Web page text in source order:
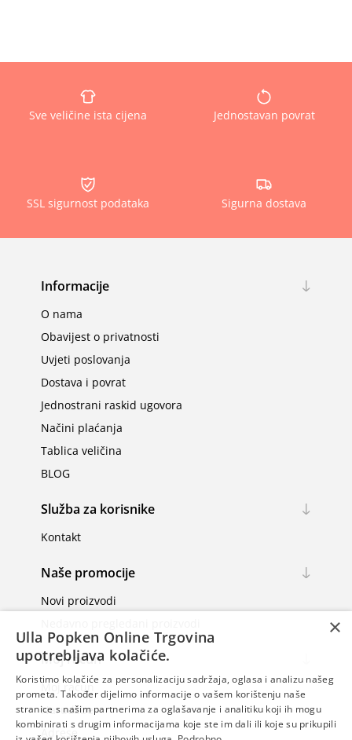
Sve veličine ista cijena Jednostavan povrat
SSL sigurnost podataka Sigurna dostava
Informacije
O nama
Obavijest o privatnosti
Uvjeti poslovanja
Dostava i povrat
Jednostrani raskid ugovora
Načini plaćanja
Tablica veličina
BLOG
Služba za korisnike
Kontakt
Naše promocije
Novi proizvodi
Moj račun
Moj račun
Narudžbe
Adrese
×
Ulla Popken Online Trgovina
upotrebljava kolačiće.
Koristimo kolačiće za personalizaciju sadržaja, oglasa i analizu našeg
prometa. Također dijelimo informacije o vašem korištenju naše
stranice s našim partnerima za oglašavanje i analitiku koji ih mogu
kombinirati s drugim informacijama koje ste im dali ili koje su prikupili